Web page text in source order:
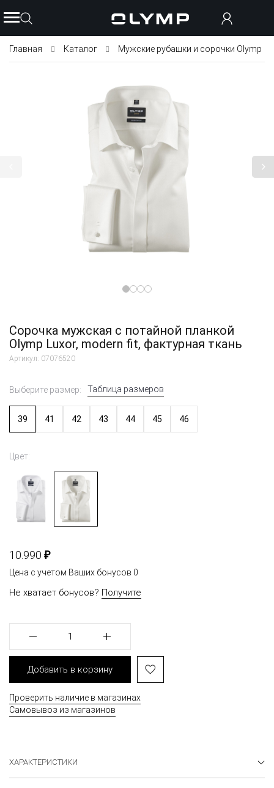
Главная Каталог Мужские рубашки и сорочки Olymp
Сорочка мужская с потайной планкой
Olymp Luxor, modern fit, фактурная ткань
Артикул: 07076520
Выберите размер: Таблица размеров
39 41 42 43 44 45 46
Цвет:
10.990 ₽
Цена с учетом Ваших бонусов 0
Не хватает бонусов? Получите
1
Добавить в корзину
Проверить наличие в магазинах
Самовывоз из магазинов
ХАРАКТЕРИСТИКИ